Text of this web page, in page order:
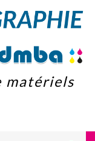
matériels